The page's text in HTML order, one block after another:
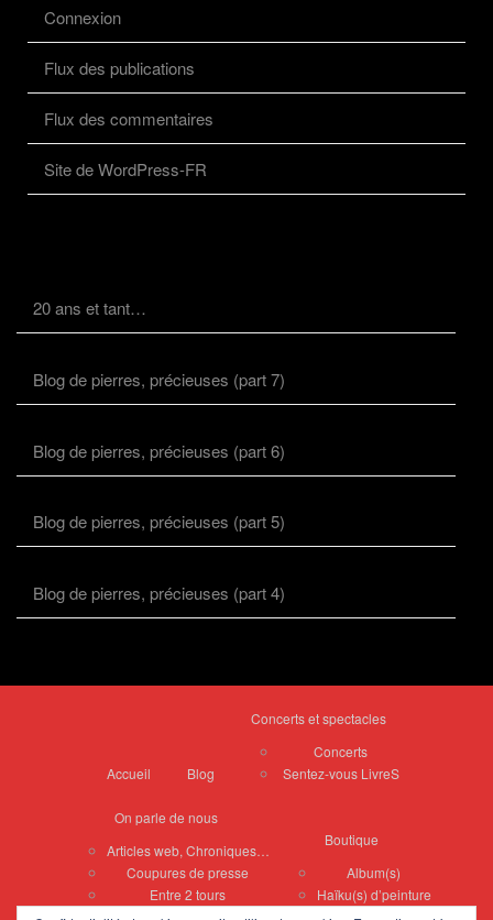
Connexion
Flux des publications
Flux des commentaires
Site de WordPress-FR
20 ans et tant…
Blog de pierres, précieuses (part 7)
Blog de pierres, précieuses (part 6)
Blog de pierres, précieuses (part 5)
Blog de pierres, précieuses (part 4)
Accueil Blog
Concerts et spectacles
Concerts
Sentez-vous LivreS
On parle de nous
Articles web, Chroniques…
Coupures de presse
Entre 2 tours
Boutique
Album(s)
Haïku(s) d’peinture